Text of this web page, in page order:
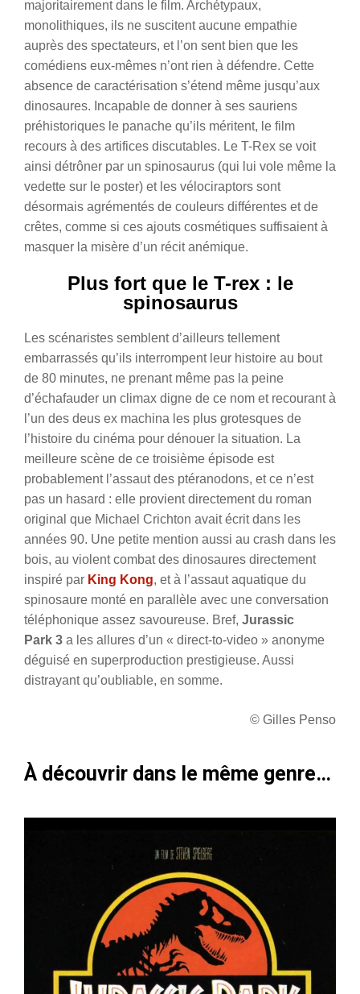
majoritairement dans le film. Archétypaux,
monolithiques, ils ne suscitent aucune empathie
auprès des spectateurs, et l’on sent bien que les
comédiens eux-mêmes n’ont rien à défendre. Cette
absence de caractérisation s’étend même jusqu’aux
dinosaures. Incapable de donner à ses sauriens
préhistoriques le panache qu’ils méritent, le film
recours à des artifices discutables. Le T-Rex se voit
ainsi détrôner par un spinosaurus (qui lui vole même la
vedette sur le poster) et les vélociraptors sont
désormais agrémentés de couleurs différentes et de
crêtes, comme si ces ajouts cosmétiques suffisaient à
masquer la misère d’un récit anémique.
Plus fort que le T-rex : le
spinosaurus
Les scénaristes semblent d’ailleurs tellement
embarrassés qu’ils interrompent leur histoire au bout
de 80 minutes, ne prenant même pas la peine
d’échafauder un climax digne de ce nom et recourant à
l’un des deus ex machina les plus grotesques de
l’histoire du cinéma pour dénouer la situation. La
meilleure scène de ce troisième épisode est
probablement l’assaut des ptéranodons, et ce n’est
pas un hasard : elle provient directement du roman
original que Michael Crichton avait écrit dans les
années 90. Une petite mention aussi au crash dans les
bois, au violent combat des dinosaures directement
inspiré par King Kong, et à l’assaut aquatique du
spinosaure monté en parallèle avec une conversation
téléphonique assez savoureuse. Bref, Jurassic
Park 3 a les allures d’un « direct-to-video » anonyme
déguisé en superproduction prestigieuse. Aussi
distrayant qu’oubliable, en somme.
© Gilles Penso
À découvrir dans le même genre…